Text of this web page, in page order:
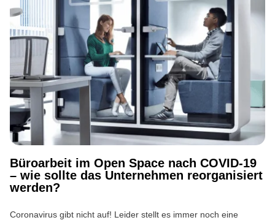
Büroarbeit im Open Space nach COVID-19
– wie sollte das Unternehmen reorganisiert
werden?
Coronavirus gibt nicht auf! Leider stellt es immer noch eine